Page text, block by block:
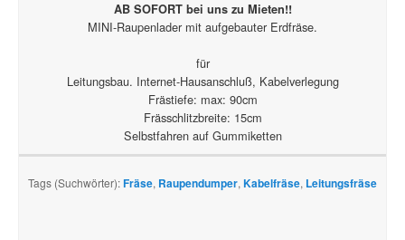
AB SOFORT bei uns zu Mieten!!
MINI-Raupenlader mit aufgebauter Erdfräse.
für
Leitungsbau. Internet-Hausanschluß, Kabelverlegung
Frästiefe: max: 90cm
Frässchlitzbreite: 15cm
Selbstfahren auf Gummiketten
Tags (Suchwörter):Fräse, Raupendumper, Kabelfräse, Leitungsfräse